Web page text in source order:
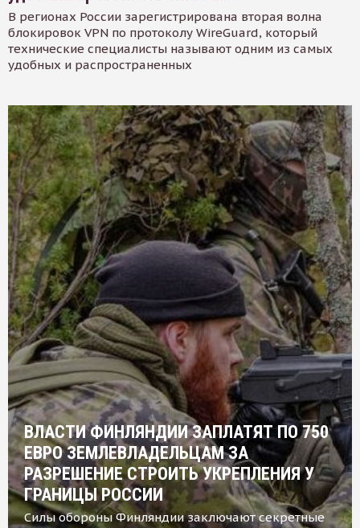
В регионах России зарегистрирована вторая волна
блокировок VPN по протоколу WireGuard, который
технические специалисты называют одним из самых
удобных и распространенных
ВЛАСТИ ФИНЛЯНДИИ ЗАПЛАТЯТ ПО 750
ЕВРО ЗЕМЛЕВЛАДЕЛЬЦАМ ЗА
РАЗРЕШЕНИЕ СТРОИТЬ УКРЕПЛЕНИЯ У
ГРАНИЦЫ РОССИИ
Силы обороны Финляндии заключают секретные